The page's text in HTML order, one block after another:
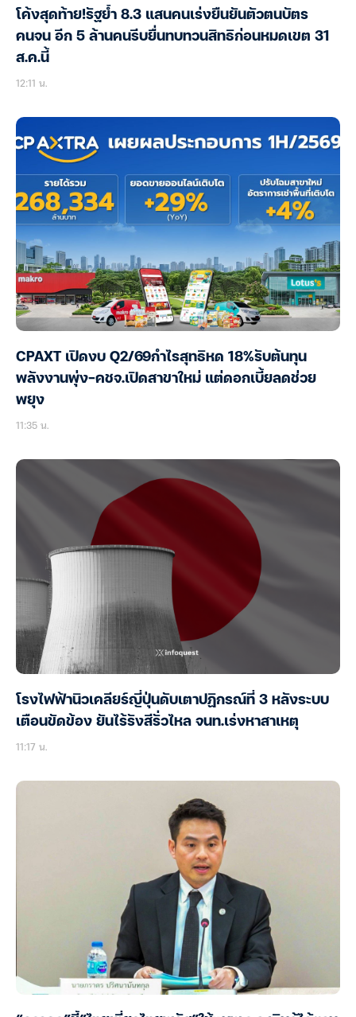
โค้งสุดท้าย!รัฐย้ำ 8.3 แสนคนเร่งยืนยันตัวตนบัตร
คนจน อีก 5 ล้านคนรีบยื่นทบทวนสิทธิก่อนหมดเขต 31
ส.ค.นี้
12:11 น.
CPAXT เปิดงบ Q2/69กำไรสุทธิหด 18%รับต้นทุน
พลังงานพุ่ง-คชจ.เปิดสาขาใหม่ แต่ดอกเบี้ยลดช่วย
พยุง
11:35 น.
โรงไฟฟ้านิวเคลียร์ญี่ปุ่นดับเตาปฏิกรณ์ที่ 3 หลังระบบ
เตือนขัดข้อง ยันไร้รังสีรั่วไหล จนท.เร่งหาสาเหตุ
11:17 น.